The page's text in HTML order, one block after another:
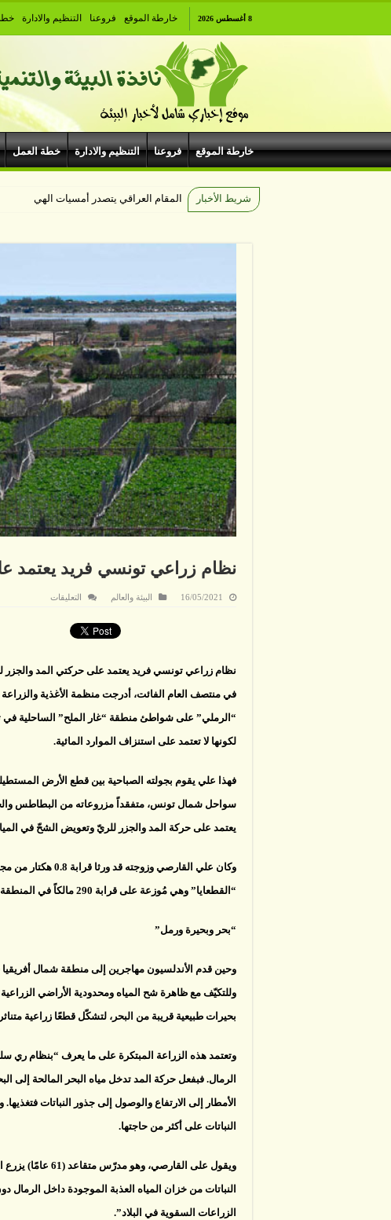
8 أغسطس 2026 خارطة الموقع فروعنا التنظيم والادارة
خارطة الموقع فروعنا التنظيم والادارة خطة العمل
شريط الأخبار المقام العراقي يتصدر أمسيات
نظام زراعي تونسي فريد يعتمد
16/05/2021 البيئة والعالم التعليقات
حركتي
والجزر
مغلقة
نظام زراعي تونسي فريد يعتمد على حركتي المد والجزر
في منتصف العام الفائت، أدرجت منظمة الأغذية والزراعة
“الرملي” على شواطئ منطقة “غار الملح” الساحلية في
لكونها لا تعتمد على استنزاف الموارد المائية.
فهذا علي يقوم بجولته الصباحية بين قطع الأرض
سواحل شمال تونس، متفقداً مزروعاته من البطاطس
يعتمد على حركة المد والجزر للريّ وتعويض الشحّ في
“القطعايا” وهي مُوزعة على قرابة 290 مالكاً في المنطقة، ويتم توارثها منذ قرون.
“بحر وبحيرة ورمل”
وحين قدم الأندلسيون مهاجرين إلى منطقة شمال
وللتكيّف مع ظاهرة شح المياه ومحدودية الأراضي
بحيرات طبيعية قريبة من البحر، لتشكّل قطعًا زراعية
وتعتمد هذه الزراعة المبتكرة على ما يعرف “بنظام ري
الرمال. فبفعل حركة المد تدخل مياه البحر المالحة إلى
الأمطار إلى الارتفاع والوصول إلى جذور النباتات
النباتات على أكثر من حاجتها.
ويقول على
النباتات من خزان المياه العذبة الموجودة داخل الرمال
الزراعات السقوية في البلاد”.